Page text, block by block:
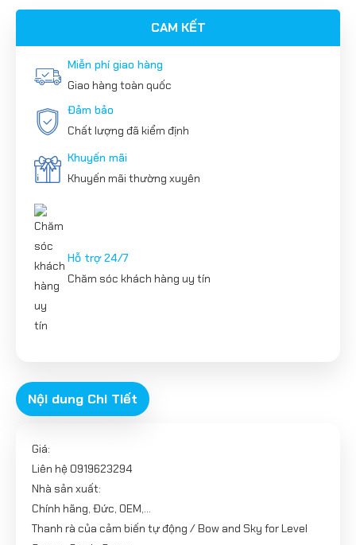
CAM KẾT
Miễn phí giao hàng
Giao hàng toàn quốc
Đảm bảo
Chất lượng đã kiểm định
Khuyến mãi
Khuyến mãi thường xuyên
Hỗ trợ 24/7
Chăm sóc khách hàng uy tín
Nội dung Chi Tiết
Giá:
Liên hệ 0919623294
Nhà sản xuất:
Chính hãng, Đức, OEM,...
Thanh rà của cảm biến tự động / Bow and Sky for Level